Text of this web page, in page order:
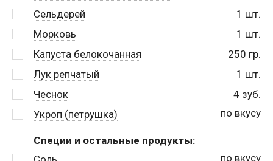
Сельдерей
1 шт.
Морковь
1 шт.
Капуста белокочанная
250 гр.
Лук репчатый
1 шт.
Чеснок
4 зуб.
Укроп (петрушка)
по вкусу
Специи и остальные продукты:
по вкусу